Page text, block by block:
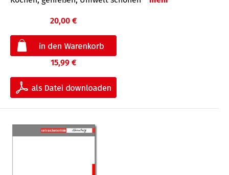
20,00 €
15,99 €